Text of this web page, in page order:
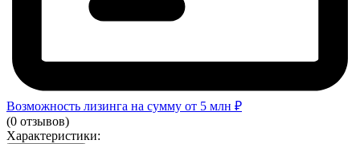
Возможность лизинга на сумму от 5 млн ₽
(0 отзывов)
Характеристики: